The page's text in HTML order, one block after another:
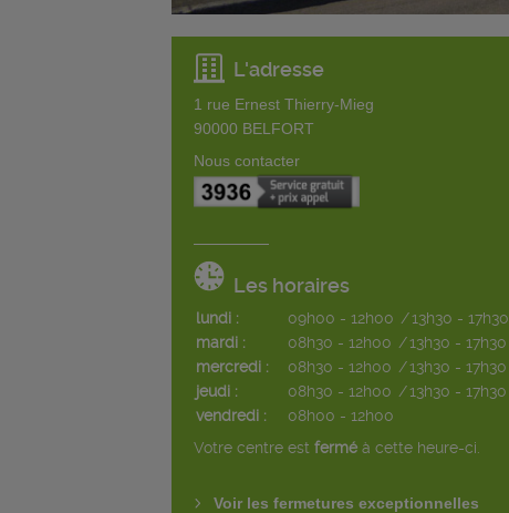
L'adresse
1 rue Ernest Thierry-Mieg
90000 BELFORT
Nous contacter
Les horaires
lundi : 09h00 - 12h00 /13h30 - 17h30
mardi :
08h30 - 12h00 /13h30 - 17h30
mercredi :
08h30 - 12h00 /13h30 - 17h30
jeudi :
08h30 - 12h00 /13h30 - 17h30
vendredi :
08h00 - 12h00
Votre centre est ferméà cette heure-ci.
Voir les fermetures exceptionnelles